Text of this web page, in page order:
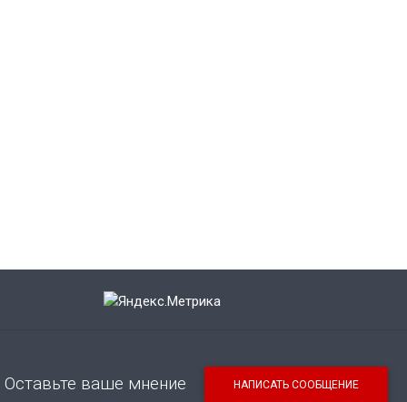
Оставьте ваше мнение НАПИСАТЬ СООБЩЕНИЕ